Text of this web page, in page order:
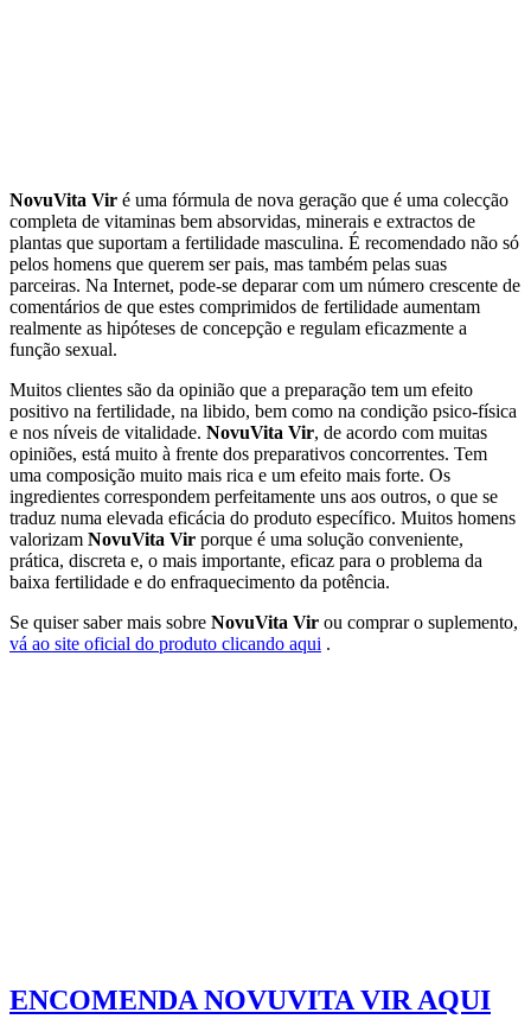
NovuVita Vir é uma fórmula de nova geração que é uma colecção
completa de vitaminas bem absorvidas, minerais e extractos de
plantas que suportam a fertilidade masculina. É recomendado não só
pelos homens que querem ser pais, mas também pelas suas
parceiras. Na Internet, pode-se deparar com um número crescente de
comentários de que estes comprimidos de fertilidade aumentam
realmente as hipóteses de concepção e regulam eficazmente a
função sexual.
Muitos clientes são da opinião que a preparação tem um efeito
positivo na fertilidade, na libido, bem como na condição psico-física
e nos níveis de vitalidade. NovuVita Vir, de acordo com muitas
opiniões, está muito à frente dos preparativos concorrentes. Tem
uma composição muito mais rica e um efeito mais forte. Os
ingredientes correspondem perfeitamente uns aos outros, o que se
traduz numa elevada eficácia do produto específico. Muitos homens
valorizam NovuVita Vir porque é uma solução conveniente,
prática, discreta e, o mais importante, eficaz para o problema da
baixa fertilidade e do enfraquecimento da potência.
Se quiser saber mais sobre NovuVita Vir ou comprar o suplemento,
vá ao site oficial do produto clicando aqui .
ENCOMENDA NOVUVITA VIR AQUI